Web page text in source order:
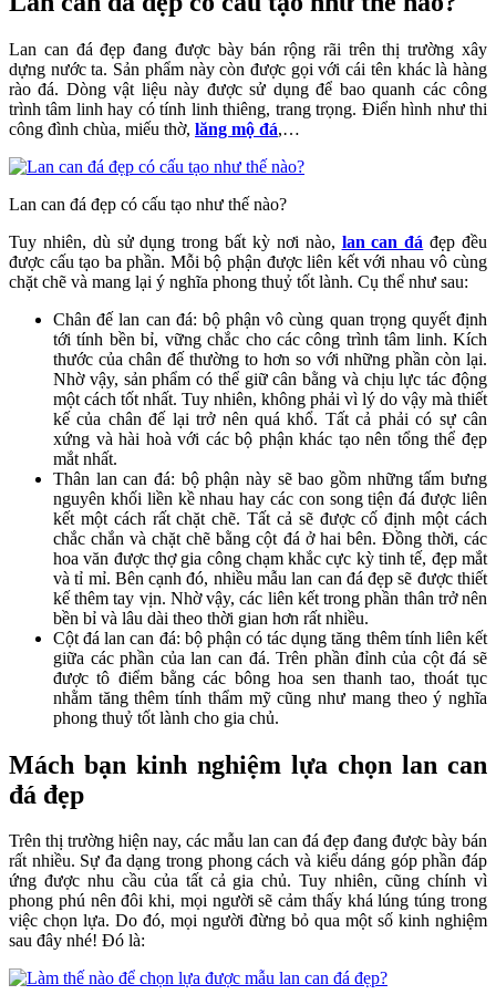
Lan can đá đẹp đang được bày bán rộng rãi trên thị trường xây
dựng nước ta. Sản phẩm này còn được gọi với cái tên khác là hàng
rào đá. Dòng vật liệu này được sử dụng để bao quanh các công
trình tâm linh hay có tính linh thiêng, trang trọng. Điển hình như thi
công đình chùa, miếu thờ, lăng mộ đá,…
Lan can đá đẹp có cấu tạo như thế nào?
Tuy nhiên, dù sử dụng trong bất kỳ nơi nào, lan can đá đẹp đều
được cấu tạo ba phần. Mỗi bộ phận được liên kết với nhau vô cùng
chặt chẽ và mang lại ý nghĩa phong thuỷ tốt lành. Cụ thể như sau:
Chân đế lan can đá: bộ phận vô cùng quan trọng quyết định
tới tính bền bỉ, vững chắc cho các công trình tâm linh. Kích
thước của chân đế thường to hơn so với những phần còn lại.
Nhờ vậy, sản phẩm có thể giữ cân bằng và chịu lực tác động
một cách tốt nhất. Tuy nhiên, không phải vì lý do vậy mà thiết
kế của chân đế lại trở nên quá khổ. Tất cả phải có sự cân
xứng và hài hoà với các bộ phận khác tạo nên tổng thể đẹp
mắt nhất.
Thân lan can đá: bộ phận này sẽ bao gồm những tấm bưng
nguyên khối liền kề nhau hay các con song tiện đá được liên
kết một cách rất chặt chẽ. Tất cả sẽ được cố định một cách
chắc chắn và chặt chẽ bằng cột đá ở hai bên. Đồng thời, các
hoa văn được thợ gia công chạm khắc cực kỳ tinh tế, đẹp mắt
và tỉ mỉ. Bên cạnh đó, nhiều mẫu lan can đá đẹp sẽ được thiết
kế thêm tay vịn. Nhờ vậy, các liên kết trong phần thân trở nên
bền bỉ và lâu dài theo thời gian hơn rất nhiều.
Cột đá lan can đá: bộ phận có tác dụng tăng thêm tính liên kết
giữa các phần của lan can đá. Trên phần đỉnh của cột đá sẽ
được tô điểm bằng các bông hoa sen thanh tao, thoát tục
nhằm tăng thêm tính thẩm mỹ cũng như mang theo ý nghĩa
phong thuỷ tốt lành cho gia chủ.
Mách bạn kinh nghiệm lựa chọn lan can
đá đẹp
Trên thị trường hiện nay, các mẫu lan can đá đẹp đang được bày bán
rất nhiều. Sự đa dạng trong phong cách và kiểu dáng góp phần đáp
ứng được nhu cầu của tất cả gia chủ. Tuy nhiên, cũng chính vì
phong phú nên đôi khi, mọi người sẽ cảm thấy khá lúng túng trong
việc chọn lựa. Do đó, mọi người đừng bỏ qua một số kinh nghiệm
sau đây nhé! Đó là: